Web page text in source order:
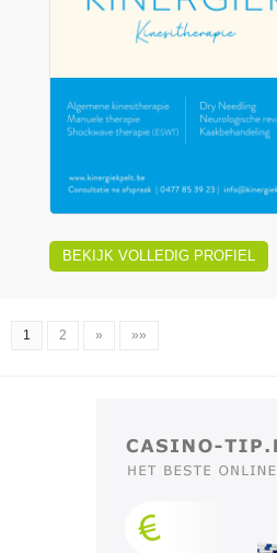
BEKIJK VOLLEDIG PROFIEL
1 2 » »»